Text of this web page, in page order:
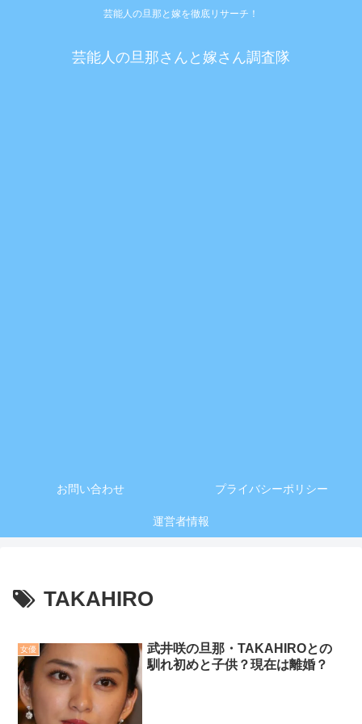
芸能人の旦那と嫁を徹底リサーチ！
芸能人の旦那さんと嫁さん調査隊
お問い合わせ プライバシーポリシー
運営者情報
TAKAHIRO
女優
武井咲の旦那・TAKAHIROとの
馴れ初めと子供？現在は離婚？